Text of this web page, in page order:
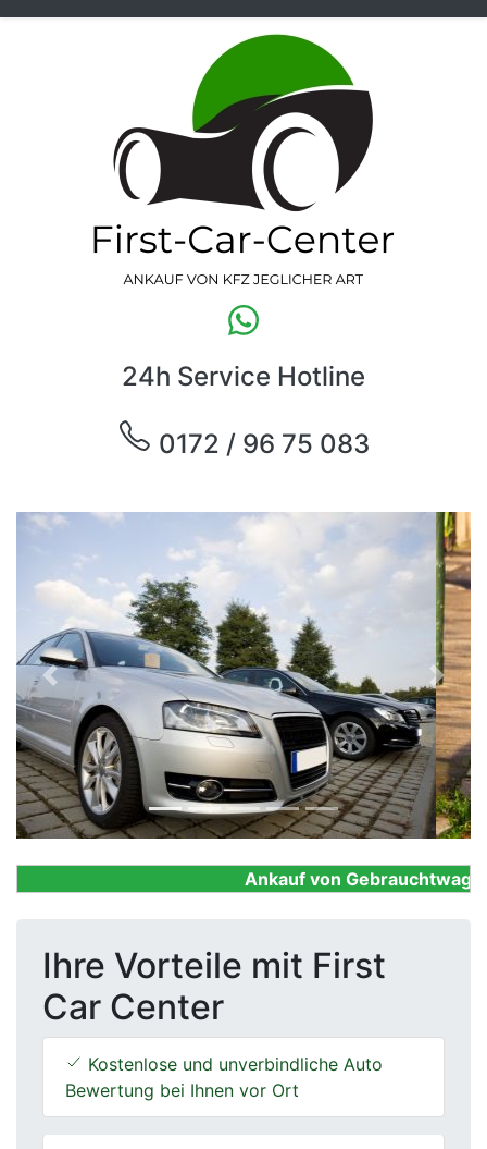
24h Service Hotline
0172 / 96 75 083
Previous Next
Ankauf von
Ihre Vorteile mit First
Car Center
Kostenlose und unverbindliche Auto
Bewertung bei Ihnen vor Ort